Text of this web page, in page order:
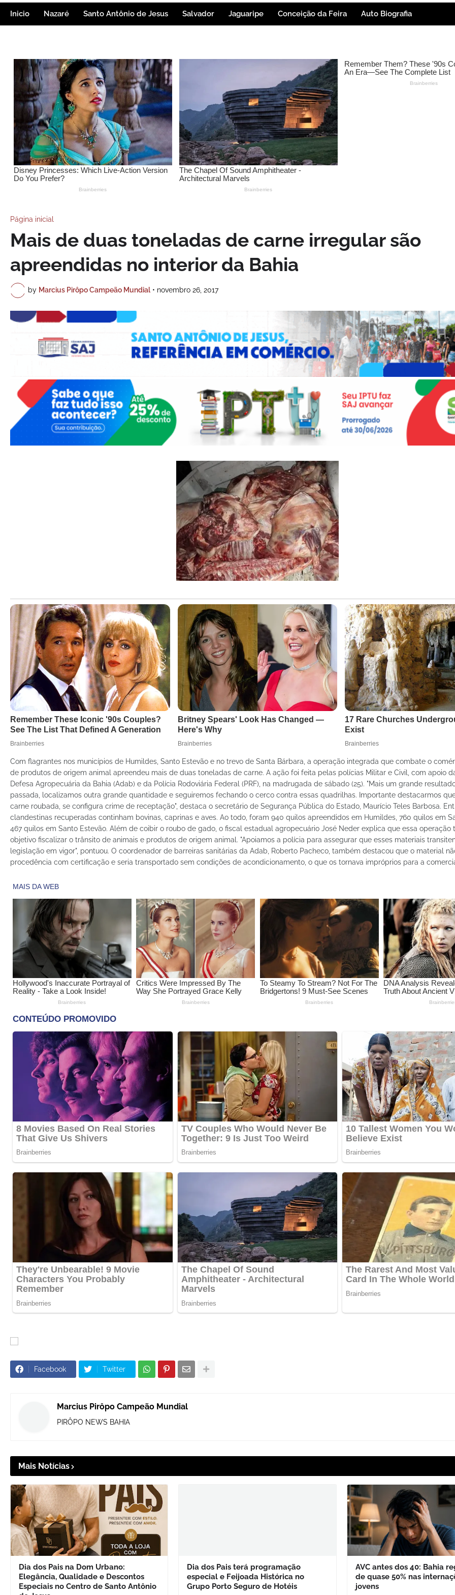
Inicio Nazaré Santo Antônio de Jesus Salvador Jaguaripe Conceição da Feira Auto Biografia
Página inicial
Mais de duas toneladas de carne irregular são
apreendidas no interior da Bahia
by Marcius Pirôpo Campeão Mundial • novembro 26, 2017
Com flagrantes nos municípios de Humildes, Santo Estevão e no trevo de Santa Bárbara, a operação integrada que combate o
de produtos de origem animal apreendeu mais de duas toneladas de carne. A ação foi feita pelas polícias Militar e Civil, com apoio
Defesa Agropecuária da Bahia (Adab) e da Polícia Rodoviária Federal (PRF), na madrugada de sábado (25). "Mais um grande
passada, localizamos outra grande quantidade e seguiremos fechando o cerco contra essas quadrilhas. Importante destacarmos
carne roubada, se configura crime de receptação", destaca o secretário de Segurança Pública do Estado, Maurício Teles Barbosa.
clandestinas recuperadas continham bovinas, caprinas e aves. Ao todo, foram 940 quilos apreendidos em Humildes, 760 quilos em
467 quilos em Santo Estevão. Além de coibir o roubo de gado, o fiscal estadual agropecuário José Neder explica que essa operação
objetivo fiscalizar o trânsito de animais e produtos de origem animal. "Apoiamos a polícia para assegurar que esses materiais
legislação em vigor", pontuou. O coordenador de barreiras sanitárias da Adab, Roberto Pacheco, também destacou que o material
procedência com certificação e seria transportado sem condições de acondicionamento, o que os tornava impróprios para a
Facebook Twitter
Marcius Pirôpo Campeão Mundial
PIRÔPO NEWS BAHIA
Mais Notícias
Dia dos Pais na Dom Urbano:
Elegância, Qualidade e Descontos
Especiais no Centro de Santo Antônio
Dia dos Pais terá programação
especial e Feijoada Histórica no
Grupo Porto Seguro de Hotéis
AVC antes dos 40: Bahia
de quase 50% nas
jovens